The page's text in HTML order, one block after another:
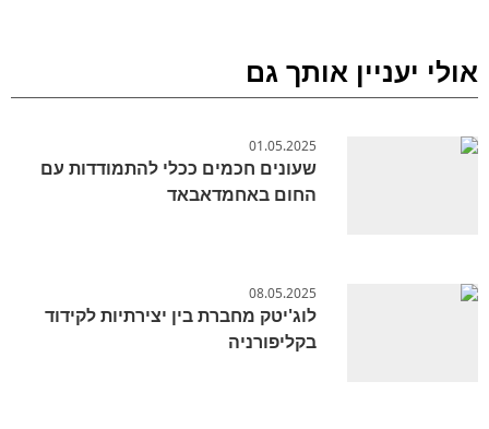
אולי יעניין אותך גם
01.05.2025
שעונים חכמים ככלי להתמודדות עם
החום באחמדאבאד
08.05.2025
לוג'יטק מחברת בין יצירתיות לקידוד
בקליפורניה